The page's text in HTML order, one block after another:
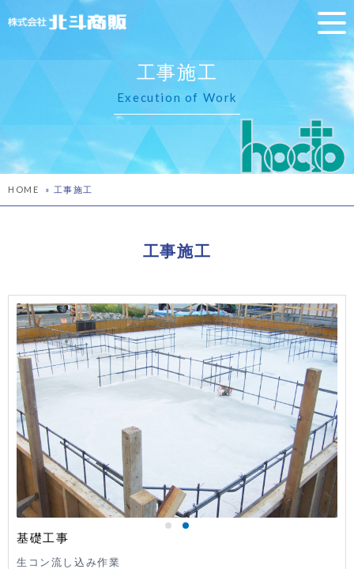
工事施工
Execution of Work
HOME » 工事施工
工事施工
基礎工事
生コン流し込み作業